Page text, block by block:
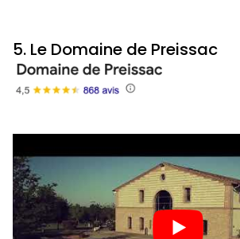
5. Le Domaine de Preissac